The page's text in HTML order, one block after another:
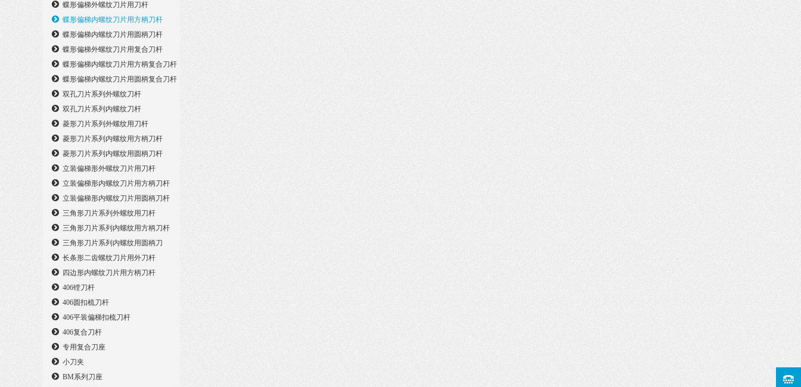
蝶形偏梯外螺纹刀片用刀杆
蝶形偏梯内螺纹刀片用方柄刀杆
蝶形偏梯内螺纹刀片用圆柄刀杆
蝶形偏梯外螺纹刀片用复合刀杆
蝶形偏梯内螺纹刀片用方柄复合刀杆
蝶形偏梯内螺纹刀片用圆柄复合刀杆
双孔刀片系列外螺纹刀杆
双孔刀片系列内螺纹刀杆
菱形刀片系列外螺纹用刀杆
菱形刀片系列内螺纹用方柄刀杆
菱形刀片系列内螺纹用圆柄刀杆
立装偏梯形外螺纹刀片用刀杆
立装偏梯形内螺纹刀片用方柄刀杆
立装偏梯形内螺纹刀片用圆柄刀杆
三角形刀片系列外螺纹用刀杆
三角形刀片系列内螺纹用方柄刀杆
三角形刀片系列内螺纹用圆柄刀
长条形二齿螺纹刀片用外刀杆
四边形内螺纹刀片用方柄刀杆
406镗刀杆
406圆扣梳刀杆
406平装偏梯扣梳刀杆
406复合刀杆
专用复合刀座
小刀夹
BM系列刀座